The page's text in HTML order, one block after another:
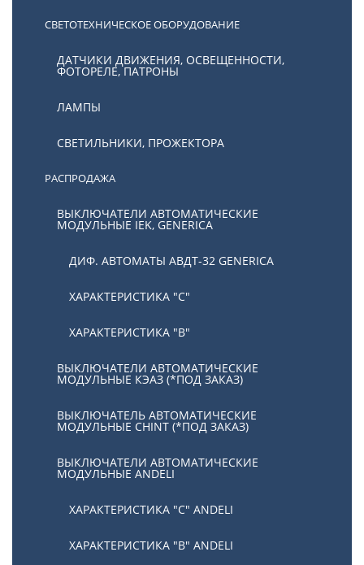
СВЕТОТЕХНИЧЕСКОЕ ОБОРУДОВАНИЕ
ДАТЧИКИ ДВИЖЕНИЯ, ОСВЕЩЕННОСТИ,
ФОТОРЕЛЕ, ПАТРОНЫ
ЛАМПЫ
СВЕТИЛЬНИКИ, ПРОЖЕКТОРА
РАСПРОДАЖА
ВЫКЛЮЧАТЕЛИ АВТОМАТИЧЕСКИЕ
МОДУЛЬНЫЕ IEK, GENERICA
ДИФ. АВТОМАТЫ АВДТ-32 GENERICA
ХАРАКТЕРИСТИКА "С"
ХАРАКТЕРИСТИКА "В"
ВЫКЛЮЧАТЕЛИ АВТОМАТИЧЕСКИЕ
МОДУЛЬНЫЕ КЭАЗ (*ПОД ЗАКАЗ)
ВЫКЛЮЧАТЕЛЬ АВТОМАТИЧЕСКИЕ
МОДУЛЬНЫЕ CHINT (*ПОД ЗАКАЗ)
ВЫКЛЮЧАТЕЛИ АВТОМАТИЧЕСКИЕ
МОДУЛЬНЫЕ ANDELI
ХАРАКТЕРИСТИКА "C" ANDELI
ХАРАКТЕРИСТИКА "B" ANDELI